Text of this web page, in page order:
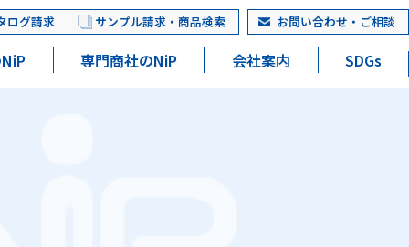
ログ請求 サンプル請求・商品検索 お問い合わせ・ご相談
専門商社のNiP 会社案内 SDGs